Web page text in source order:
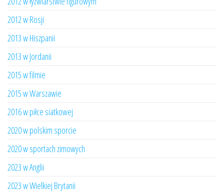
2012 w Rosji
2013 w Hiszpanii
2013 w Jordanii
2015 w filmie
2015 w Warszawie
2016 w piłce siatkowej
2020 w polskim sporcie
2020 w sportach zimowych
2023 w Anglii
2023 w Wielkiej Brytanii